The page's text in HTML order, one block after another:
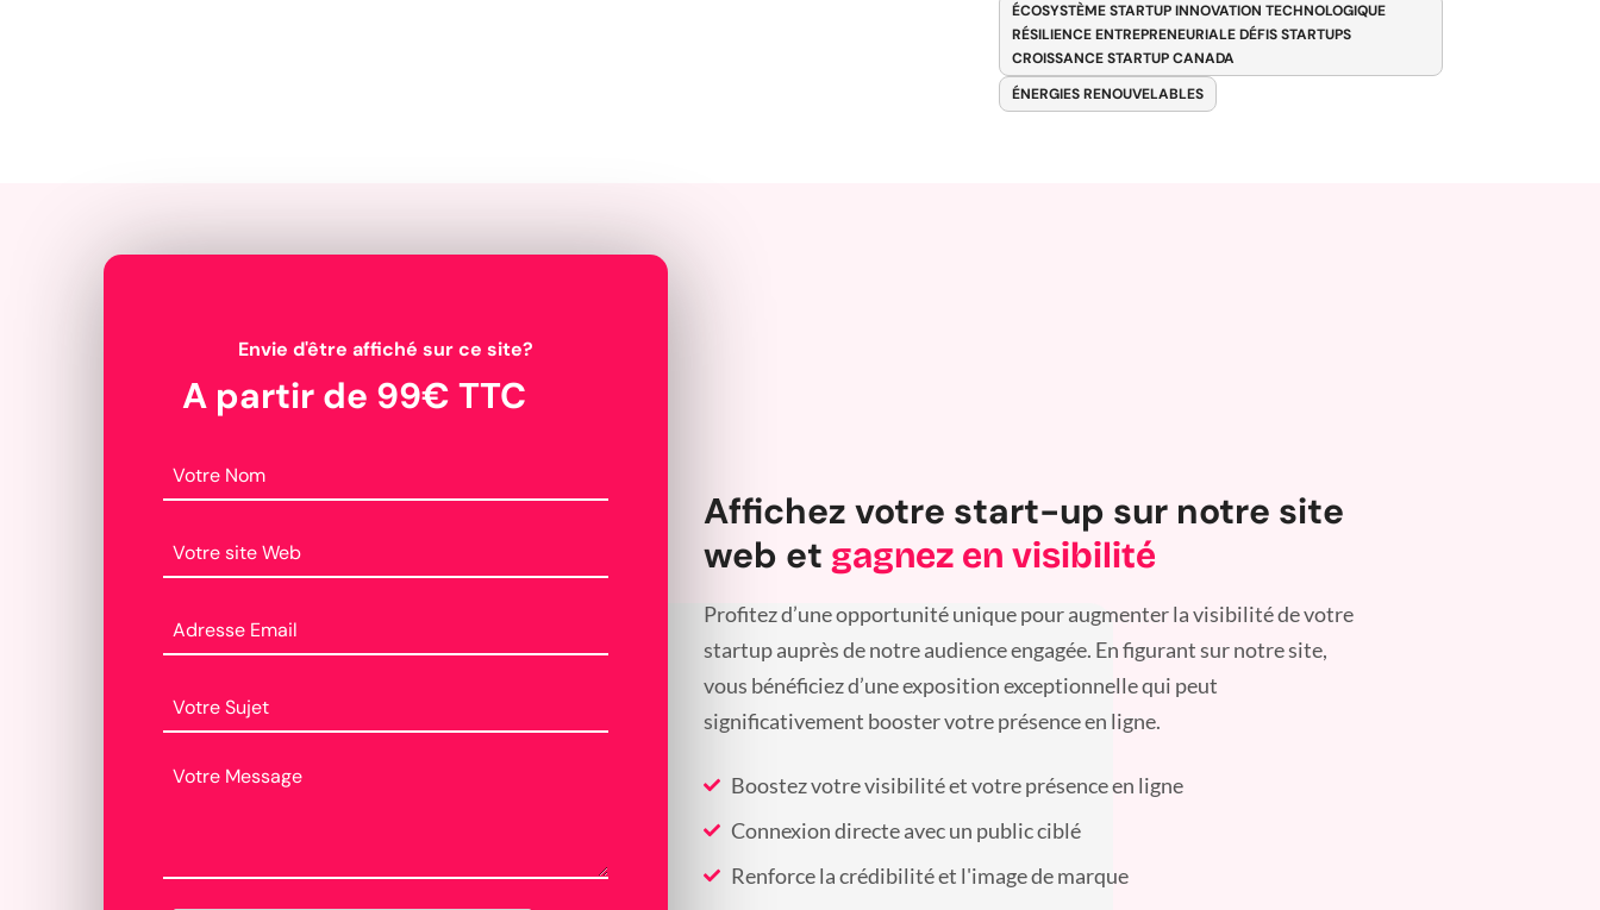
ÉCOSYSTÈME STARTUP INNOVATION TECHNOLOGIQUE
RÉSILIENCE ENTREPRENEURIALE DÉFIS STARTUPS
CROISSANCE STARTUP CANADA
ÉNERGIES RENOUVELABLES
Envie d'être affiché sur ce site?
A partir de 99€ TTC
Affichez votre start-up sur notre site
web et gagnez en visibilité
Profitez d’une opportunité unique pour augmenter la visibilité de votre
startup auprès de notre audience engagée. En figurant sur notre site,
vous bénéficiez d’une exposition exceptionnelle qui peut
significativement booster votre présence en ligne.
Boostez votre visibilité et votre présence en ligne
Connexion directe avec un public ciblé
Renforce la crédibilité et l'image de marque